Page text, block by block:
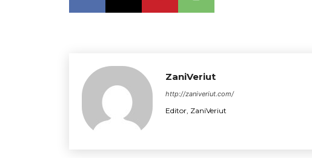
ZaniVeriut
http://zaniveriut.com/
Editor, ZaniVeriut